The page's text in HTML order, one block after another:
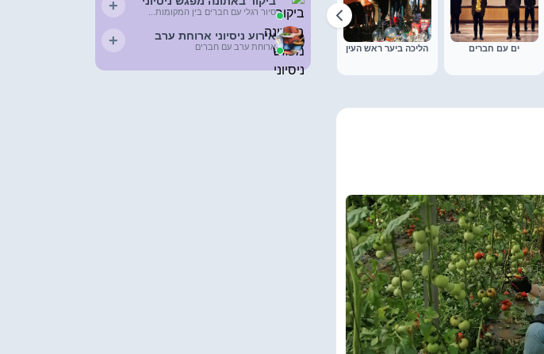
סיור רגלי עם חברים בין המקומות... +
אירוע ניסיוני ארוחת ערב
ארוחת ערב עם חברים +
+
הוסף פגישה
הליכה ברחובות תל
אביב
הליכה ביער ראש העין ים עם חברים